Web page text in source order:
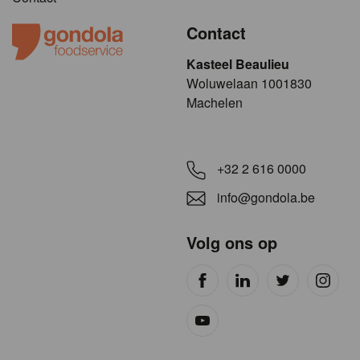
Contact
Kasteel Beaulieu
​​​Woluwelaan 1001830
Machelen
+32 2 616 0000
info@gondola.be
Volg ons op